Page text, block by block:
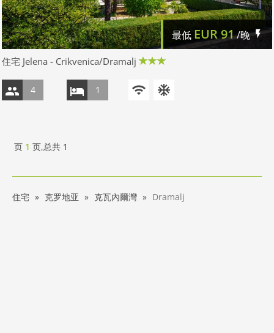
最低 EUR91/晚
住宅 Jelena - Crikvenica/Dramalj
4 1
页 1 页,总共 1
住宅 克罗地亚 克瓦內爾灣 Dramalj